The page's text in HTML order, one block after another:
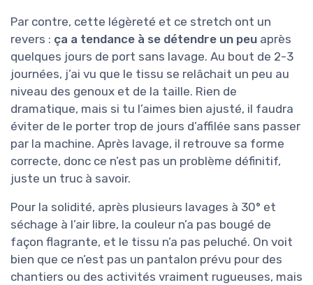
Par contre, cette légèreté et ce stretch ont un
revers : ça a tendance à se détendre un peu après
quelques jours de port sans lavage. Au bout de 2-3
journées, j’ai vu que le tissu se relâchait un peu au
niveau des genoux et de la taille. Rien de
dramatique, mais si tu l’aimes bien ajusté, il faudra
éviter de le porter trop de jours d’affilée sans passer
par la machine. Après lavage, il retrouve sa forme
correcte, donc ce n’est pas un problème définitif,
juste un truc à savoir.
Pour la solidité, après plusieurs lavages à 30° et
séchage à l’air libre, la couleur n’a pas bougé de
façon flagrante, et le tissu n’a pas peluché. On voit
bien que ce n’est pas un pantalon prévu pour des
chantiers ou des activités vraiment rugueuses, mais